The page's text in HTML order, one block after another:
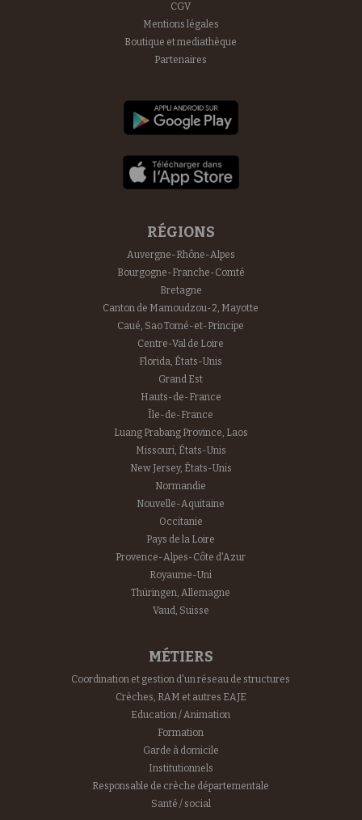
CGV
Mentions légales
Boutique et mediathèque
Partenaires
RÉGIONS
Auvergne-Rhône-Alpes
Bourgogne-Franche-Comté
Bretagne
Canton de Mamoudzou-2, Mayotte
Caué, Sao Tomé-et-Principe
Centre-Val de Loire
Florida, États-Unis
Grand Est
Hauts-de-France
Île-de-France
Luang Prabang Province, Laos
Missouri, États-Unis
New Jersey, États-Unis
Normandie
Nouvelle-Aquitaine
Occitanie
Pays de la Loire
Provence-Alpes-Côte d'Azur
Royaume-Uni
Thüringen, Allemagne
Vaud, Suisse
MÉTIERS
Coordination et gestion d'un réseau de structures
Crèches, RAM et autres EAJE
Education / Animation
Formation
Garde à domicile
Institutionnels
Responsable de crèche départementale
Santé / social